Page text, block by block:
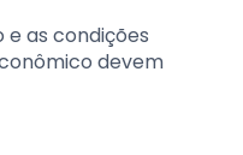
as condições
devem